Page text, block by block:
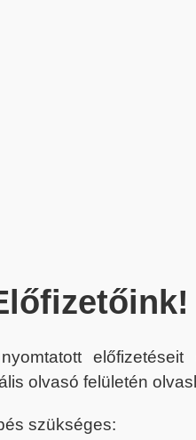
olvasó felületén
szükséges: